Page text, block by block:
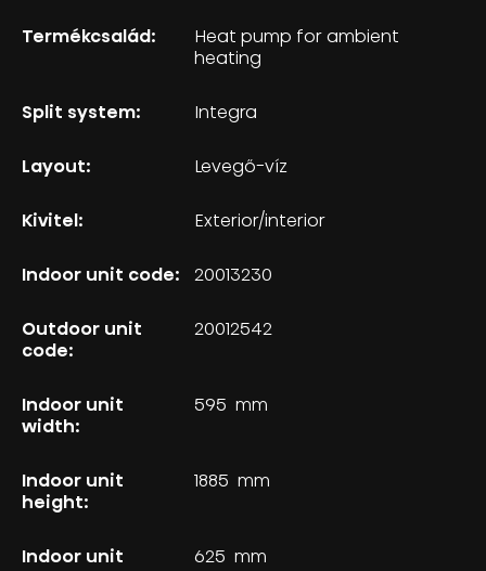
Termékcsalád:
Heat pump for ambient
heating
Split system: Integra
Layout: Levegő-víz
Kivitel: Exterior/interior
Indoor unit code: 20013230
Outdoor unit
code:
20012542
Indoor unit
width:
595 mm
Indoor unit
height:
1885 mm
Indoor unit
625 mm